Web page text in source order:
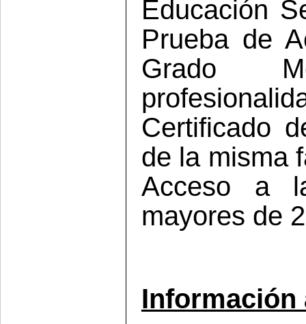
Educación
Prueba de
Grado
Certificado
de la misma
Acceso a
mayores de
Información